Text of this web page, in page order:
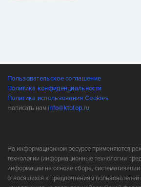
Пользовательское соглашение
Политика конфиденциальности
Политика использования Cookies
Написать нам info@ktotop.ru
На информационном ресурсе применяются
технологии (информационные технологии
информации на основе сбора,
относящихся к предпочтениям пользователей